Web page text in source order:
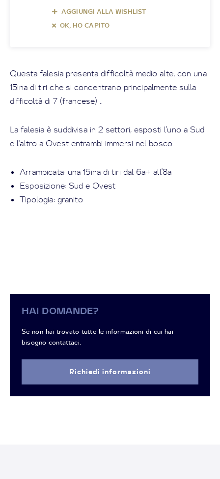
AGGIUNGI ALLA WISHLIST
OK, HO CAPITO
Questa falesia presenta difficoltà medio alte, con una
15ina di tiri che si concentrano principalmente sulla
difficoltà di 7 (francese) ..
La falesia è suddivisa in 2 settori, esposti l'uno a Sud
e l'altro a Ovest entrambi immersi nel bosco.
Arrampicata: una 15ina di tiri dal 6a+ all'8a
Esposizione: Sud e Ovest
Tipologia: granito
HAI DOMANDE?
Se non hai trovato tutte le informazioni di cui hai
bisogno contattaci.
Richiedi informazioni